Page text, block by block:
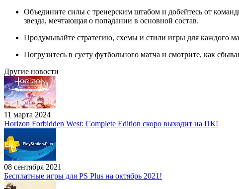
Объедините силы с тренерским штабом и добейтесь от
звезда, мечтающая о попадании в основной состав.
Продумывайте стратегию, схемы и стили игры для каждого
Погрузитесь в суету футбольного матча и смотрите, как
Другие новости
11 марта 2024
Horizon Forbidden West: Complete Edition скоро выходит на ПК!
08 сентября 2021
Бесплатные игры для PS Plus на октябрь 2021!